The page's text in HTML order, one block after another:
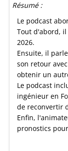
Résumé :
Le podcast
Tout d'abord,
2026.
Ensuite, il
son retour
obtenir un
Le podcast
ingénieur en
de reconvertir
Enfin,
pronostics